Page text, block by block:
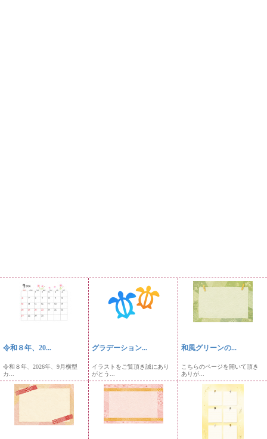
令和８年、20...
令和８年、2026年、9月横型
カ...
グラデーション...
イラストをご覧頂き誠にあり
がとう...
和風グリーンの...
こちらのページを開いて頂き
ありが...